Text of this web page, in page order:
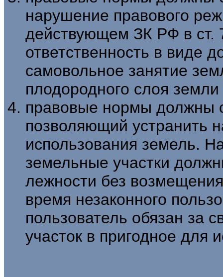
нарушение право­вого
действующем ЗК РФ в ст.
ответственность в виде
самовольное занятие
плодородного слоя земли
правовые нормы должны
позволяющий устранить
использования земель.
земельные участки
лежности без
время незаконного
пользователь обязан за
участок в пригодное для